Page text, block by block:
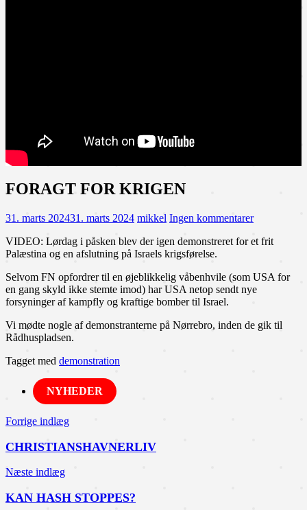
FORAGT FOR KRIGEN
31. marts 202431. marts 2024 mikkel Ingen kommentarer
VIDEO: Lørdag i påsken blev der igen demonstreret for et frit
Palæstina og en afslutning på Israels krigsførelse.
Selvom FN opfordrer til en øjeblikkelig våbenhvile (som USA for
en gang skyld ikke stemte imod) har USA netop sendt nye
forsyninger af kampfly og kraftige bomber til Israel.
Vi mødte nogle af demonstranterne på Nørrebro, inden de gik til
Rådhuspladsen.
Tagget med demonstration
NYHEDER
Indlægsnavigation
Forrige indlæg
CHRISTIANSHAVNERLIV
Næste indlæg
KAN HASH STOPPES?